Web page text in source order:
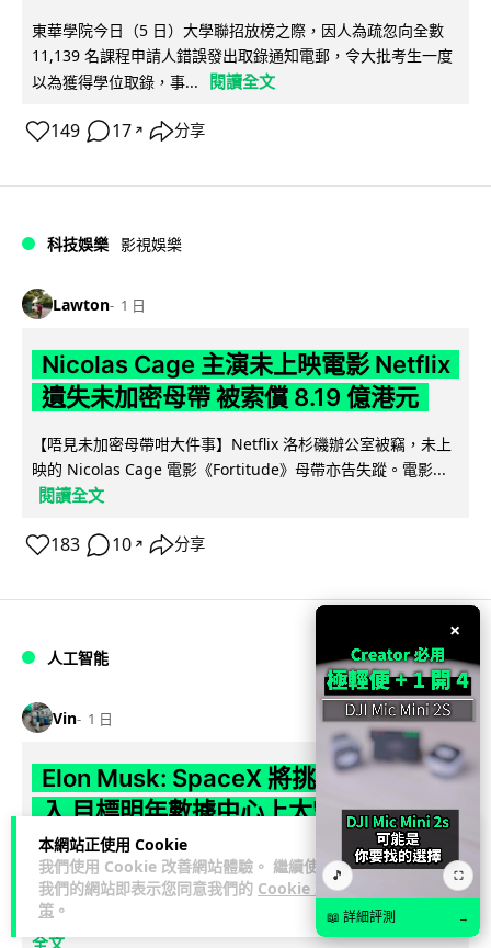
本網站正使用 Cookie
我們使用 Cookie 改善網站體驗。 繼續使用
我們的網站即表示您同意我們的 Cookie 政
策 。
東華學院今日（5 日）大學聯招放榜之際，因人為疏忽向全數
11,139 名課程申請人錯誤發出取錄通知電郵，令大批考生一度
以為獲得學位取錄，事...
閱讀全文
149 17 ↗ 分享
科技娛樂 影視娛樂
Lawton 1 日
Nicolas Cage 主演未上映電影 Netflix
遺失未加密母帶 被索償 8.19 億港元
【唔見未加密母帶咁大件事】Netflix 洛杉磯辦公室被竊，未上
映的 Nicolas Cage 電影《Fortitude》母帶亦告失蹤。電影...
閱讀全文
183 10 ↗ 分享
人工智能
Vin 1 日
Elon Musk: SpaceX 將挑戰萬億年收
入 目標明年數據中心上太空 Starlink 覆
蓋全球170國
SpaceX 公佈最新第二季業績，受惠 Starlink 與 AI 業務帶動，
季度收入按年飆升 92% 至 78 億美元。行政總裁 Elon...
全文
×
🎵 ⛶
📖 詳細評測 →